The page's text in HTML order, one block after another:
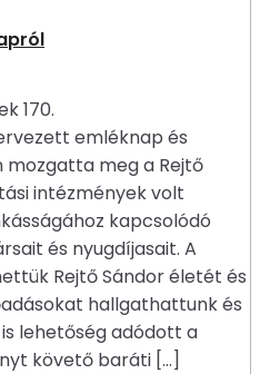
170.
emléknap és
mozgatta meg a Rejtő
intézmények volt
kapcsolódó
és nyugdíjasait. A
Rejtő Sándor életét és
hallgathattunk és
lehetőség adódott a
követő baráti […]